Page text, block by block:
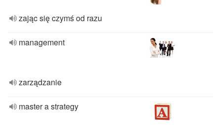
zając się czymś od razu
management
zarządzanie
master a strategy